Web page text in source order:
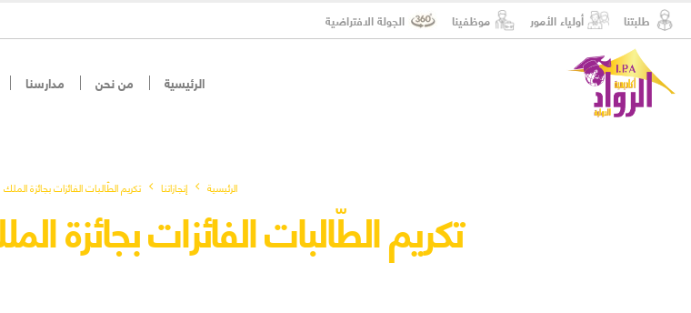
طلبتنا أولياء الأمور موظفينا الجولة الافتراضية
الرئيسية من نحن مدارسنا
الرئيسية إنجازاتنا تكريم الطّالبات الفائزات بجائزة الملك
تكريم الطّالبات الفائزات بجائزة